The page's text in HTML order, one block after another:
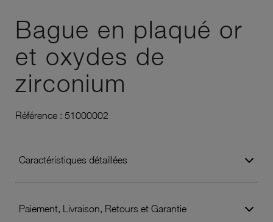
Bague en plaqué or
et oxydes de
zirconium
Référence : 51000002
Caractéristiques détaillées
Paiement, Livraison, Retours et Garantie